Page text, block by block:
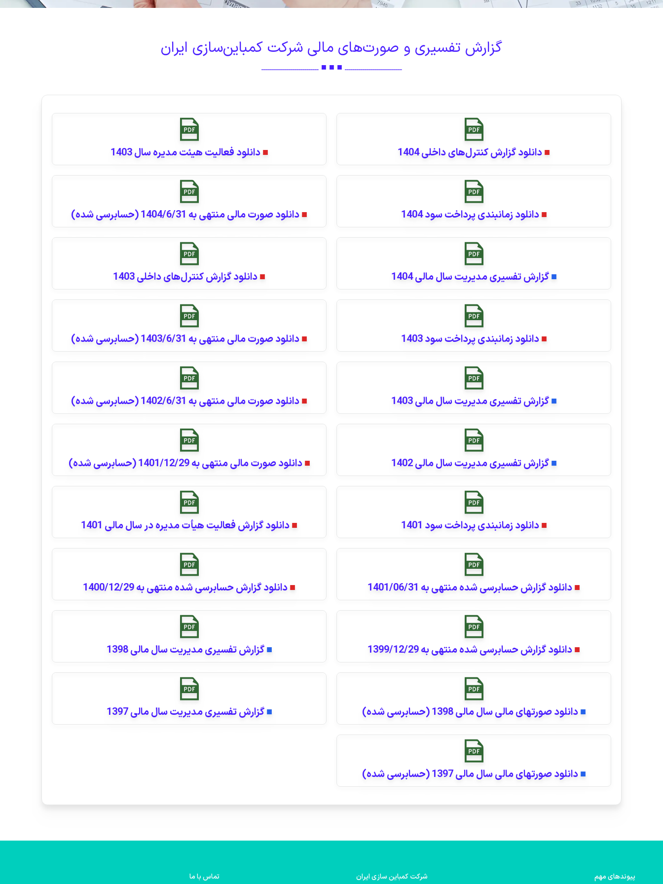
گزارش تفسیری و صورت‌های مالی شرکت کمباین‌‌سازی ایران
ـــــــــــــــــــــــــــــ ■ ■ ■ ـــــــــــــــــــــــــــــ
■دانلود گزارش کنترل‌های داخلی 1404 ■دانلود فعالیت هیئت مدیره سال 1403
■دانلود زمانبندی پرداخت سود 1404 ■دانلود صورت مالی منتهی به 1404/6/31 (حسابرسی شده)
■گزارش تفسیری مدیریت سال مالی 1404 ■دانلود گزارش کنترل‌های داخلی 1403
■دانلود زمانبندی پرداخت سود 1403 ■دانلود صورت مالی منتهی به 1403/6/31 (حسابرسی شده)
■گزارش تفسیری مدیریت سال مالی 1403 ■دانلود صورت مالی منتهی به 1402/6/31 (حسابرسی شده)
■گزارش تفسیری مدیریت سال مالی 1402 ■دانلود صورت مالی منتهی به 1401/12/29 (حسابرسی شده)
■دانلود زمانبندی پرداخت سود 1401 ■دانلود گزارش فعالیت هیأت مدیره در سال مالی 1401
■دانلود گزارش حسابرسی شده منتهی به 1401/06/31 ■دانلود گزارش حسابرسی شده منتهی به 1400/12/29
■دانلود گزارش حسابرسی شده منتهی به 1399/12/29 ■گزارش تفسیری مدیریت سال مالی 1398
■دانلود صورتهای مالی سال مالی 1398 (حسابرسی شده) ■گزارش تفسیری مدیریت سال مالی 1397
■دانلود صورتهای مالی سال مالی 1397 (حسابرسی شده)
پیوندهای مهم شركت كمباین سازی ایران تماس با ما